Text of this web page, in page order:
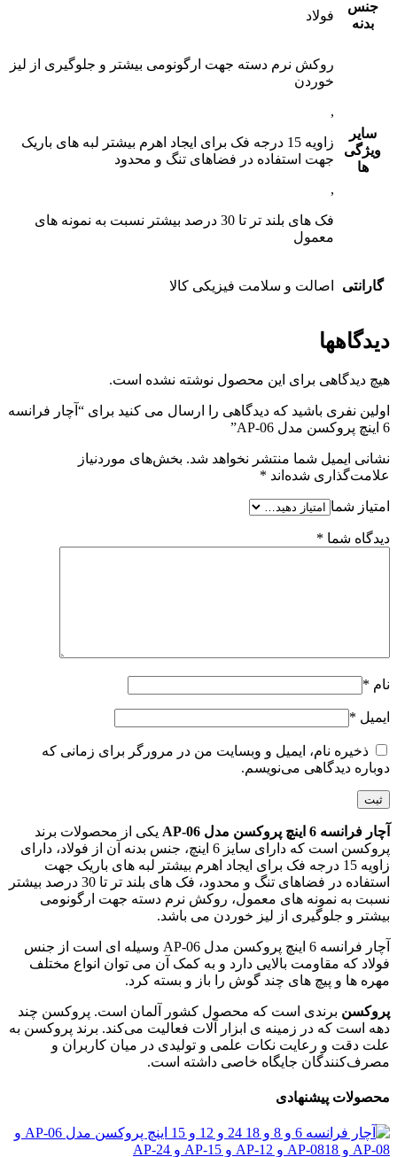
جنس
بدنه
فولاد
سایر
ویژگی
ها
روکش نرم دسته جهت ارگونومی بیشتر و جلوگیری از لیز
خوردن
,
زاویه 15 درجه فک برای ایجاد اهرم بیشتر لبه های باریک
جهت استفاده در فضاهای تنگ و محدود
,
فک های بلند تر تا 30 درصد بیشتر نسبت به نمونه های
معمول
گارانتی اصالت و سلامت فیزیکی کالا
دیدگاهها
هیچ دیدگاهی برای این محصول نوشته نشده است.
اولین نفری باشید که دیدگاهی را ارسال می کنید برای “آچار فرانسه
6 اینچ پروکسن مدل AP-06”
نشانی ایمیل شما منتشر نخواهد شد. بخش‌های موردنیاز
علامت‌گذاری شده‌اند *
امتیاز شما
دیدگاه شما *
نام *
ایمیل *
ذخیره نام، ایمیل و وبسایت من در مرورگر برای زمانی که
دوباره دیدگاهی می‌نویسم.
آچار فرانسه 6 اینچ پروکسن مدل AP-06
یکی از محصولات برند
پروکسن است که دارای سایز 6 اینچ، جنس بدنه آن از فولاد، دارای
زاویه 15 درجه فک برای ایجاد اهرم بیشتر لبه های باریک جهت
استفاده در فضاهای تنگ و محدود، فک های بلند تر تا 30 درصد بیشتر
نسبت به نمونه های معمول، روکش نرم دسته جهت ارگونومی
بیشتر و جلوگیری از لیز خوردن می باشد.
آچار فرانسه 6 اینچ پروکسن مدل AP-06 وسیله ای است از جنس
فولاد که مقاومت بالایی دارد و به کمک آن می توان انواع مختلف
مهره ها و پیچ های چند گوش را باز و بسته کرد.
پروکسن برندی است که محصول کشور آلمان است. پروکسن چند
دهه است که در زمینه ی ابزار آلات فعالیت می‌کند. برند پروکسن به
علت دقت و رعایت نکات علمی و تولیدی در میان کاربران و
مصرف‌کنندگان جایگاه خاصی داشته است.
محصولات پیشنهادی